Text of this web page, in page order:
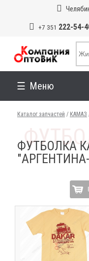
+7 351 222-54-
Меню
Каталог запчастей / КАМАЗ
ФУТБОЛКА